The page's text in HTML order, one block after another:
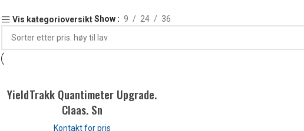
Vis kategorioversiktShow 9 24 36
YieldTrakk Quantimeter Upgrade.
Claas. Sn